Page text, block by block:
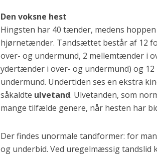
Den voksne hest
Hingsten har 40 tænder, medens
hjørnetænder. Tandsættet består af 12
over- og undermund, 2 mellemtænder i
ydertænder i over- og undermund) og
undermund. Undertiden ses en ekstra
såkaldte ulvetand. Ulvetanden, som
mange tilfælde genere, når hesten har
Der findes unormale tandformer: for
og underbid. Ved uregelmæssig